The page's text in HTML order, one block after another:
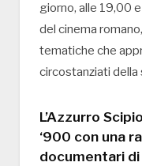
giorno, alle 19,00
del cinema
tematiche che
circostanziati della
L’Azzurro
‘900 con una
documentari